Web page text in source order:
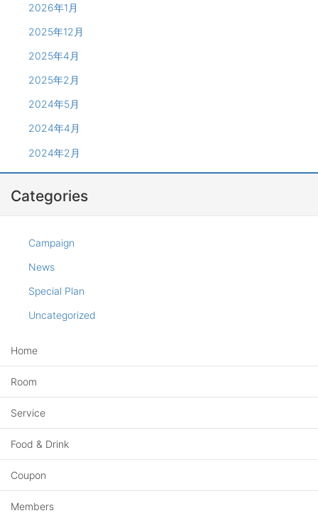
2026年1月
2025年12月
2025年4月
2025年2月
2024年5月
2024年4月
2024年2月
Categories
Campaign
News
Special Plan
Uncategorized
Home
Room
Service
Food & Drink
Coupon
Members